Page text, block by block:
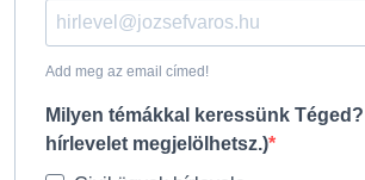
Add meg az email címed!
Milyen témákkal keressünk
hírlevelet megjelölhetsz.)